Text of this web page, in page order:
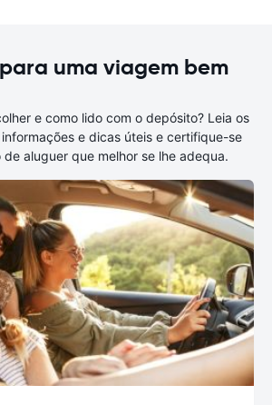
uma viagem bem
e como lido com o depósito? Leia os
e dicas úteis e certifique-se
aluguer que melhor se lhe adequa.